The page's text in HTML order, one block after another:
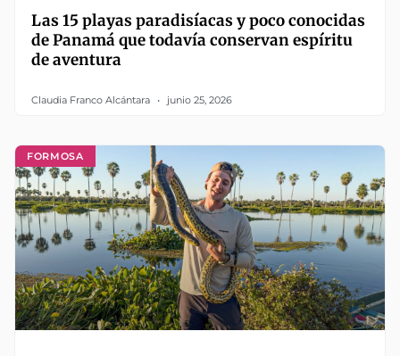
Las 15 playas paradisíacas y poco conocidas
de Panamá que todavía conservan espíritu
de aventura
Claudia Franco Alcántara junio 25, 2026
FORMOSA